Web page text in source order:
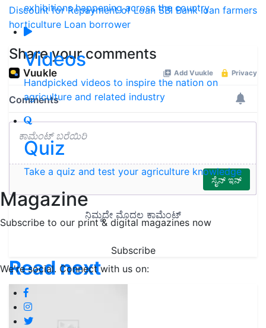
exhibitions happening across the country
Videos
Handpicked videos to inspire the nation on
agriculture and related industry
Quiz
Take a quiz and test your agriculture knowledge
Magazine
Subscribe to our print & digital magazines now
Subscribe
We're social. Connect with us on:
Discount for Repayment of Loan SBI Bank loan farmers
horticulture Loan borrower
Share your comments
Read next